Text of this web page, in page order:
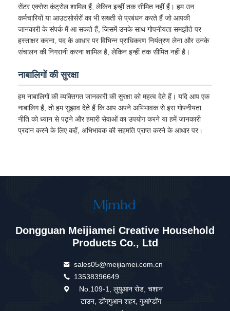
सेंटर एक्सेस कंट्रोल शामिल हैं, लेकिन इन्हीं तक सीमित नहीं हैं। हम उन
कर्मचारियों या आउटसोर्सरों का भी सख्ती से प्रबंधन करते हैं जो आपकी
जानकारी के संपर्क में आ सकते हैं, जिसमें उनके साथ गोपनीयता समझौते पर
हस्ताक्षर करना, पद के आधार पर विभिन्न प्राधिकरण नियंत्रण लेना और उनके
संचालन की निगरानी करना शामिल है, लेकिन इन्हीं तक सीमित नहीं है।
नाबालिगों की सुरक्षा
हम नाबालिगों की व्यक्तिगत जानकारी की सुरक्षा को महत्व देते हैं। यदि आप एक
नाबालिग हैं, तो हम सुझाव देते हैं कि आप अपने अभिभावक से इस गोपनीयता
नीति को ध्यान से पढ़ने और हमारी सेवाओं का उपयोग करने या हमें जानकारी
प्रदान करने के लिए कहें, अभिभावक की सहमति प्राप्त करने के आधार पर।
Dongguan Meijiamei Creative Household
Products Co., Ltd
sales05@meijiamei.com.cn
13538396649
No.109-1, लुयुआन रोड, चशान
टाउन, डोंगगुआन शहर, गुआंग्डोंग